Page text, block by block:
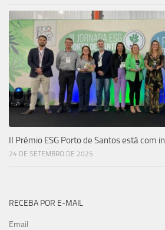
II Prêmio ESG Porto de Santos está com
24 DE SETEMBRO DE 2025
RECEBA POR E-MAIL
Email